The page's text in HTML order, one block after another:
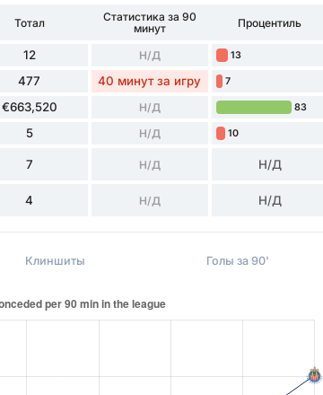
Тотал
Статистика за 90
минут
Процентиль
12 Н/Д 13
477 40 минут за игру 7
€663,520 Н/Д 83
5 Н/Д 10
7 Н/Д Н/Д
4 Н/Д Н/Д
Клиншиты Голы за 90'